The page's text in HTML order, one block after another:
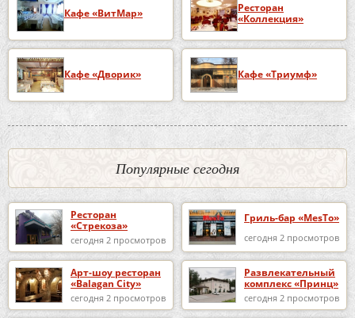
Кафе «ВитМар»
Ресторан
«Коллекция»
Кафе «Дворик» Кафе «Триумф»
Популярные сегодня
Ресторан
«Стрекоза»
сегодня 2 просмотров
Гриль-бар «MesTo»
сегодня 2 просмотров
Арт-шоу ресторан
«Balagan City»
сегодня 2 просмотров
Развлекательный
комплекс «Принц»
сегодня 2 просмотров